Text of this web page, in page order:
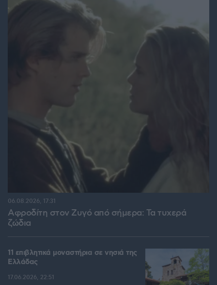
Αφροδίτη στον Ζυγό από σήμερα: Τα τυχερά
ζώδια
06.08.2026, 17:31
11 επιβλητικά μοναστήρια σε νησιά της
Ελλάδας
17.06.2026, 22:51